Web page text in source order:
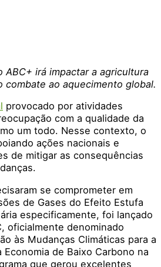
ABC+ irá impactar a agricultura
combate ao aquecimento global.
provocado por atividades
com a qualidade da
um todo. Nesse contexto, o
ações nacionais e
de mitigar as consequências
se comprometer em
de Gases do Efeito Estufa
especificamente, foi lançado
oficialmente denominado
às Mudanças Climáticas para a
Economia de Baixo Carbono na
que gerou excelentes